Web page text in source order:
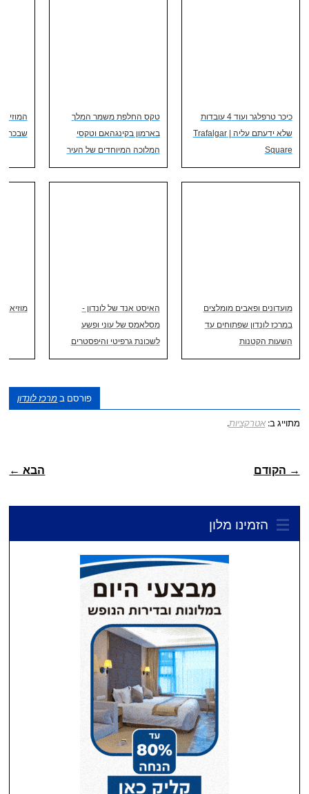
כיכר טרפלגר ועוד 4 עובדות
שלא ידעתם עליה | Trafalgar
Square
טקס החלפת משמר המלך
בארמון בקינגהאם וטקסי
המלוכה המיוחדים של העיר
שבכתר
מועדונים ופאבים מומלצים
במרכז לונדון שפתוחים עד
השעות הקטנות
האיסט אנד של לונדון -
מסלאמס של עוני ופשע
לשכונת גרפיטי והיפסטרים
פורסם במרכז לונדון
מתוייג ב:אטרקציות.
ניווט פוסטיאלי
→ הקודם הבא ←
הזמינו מלון